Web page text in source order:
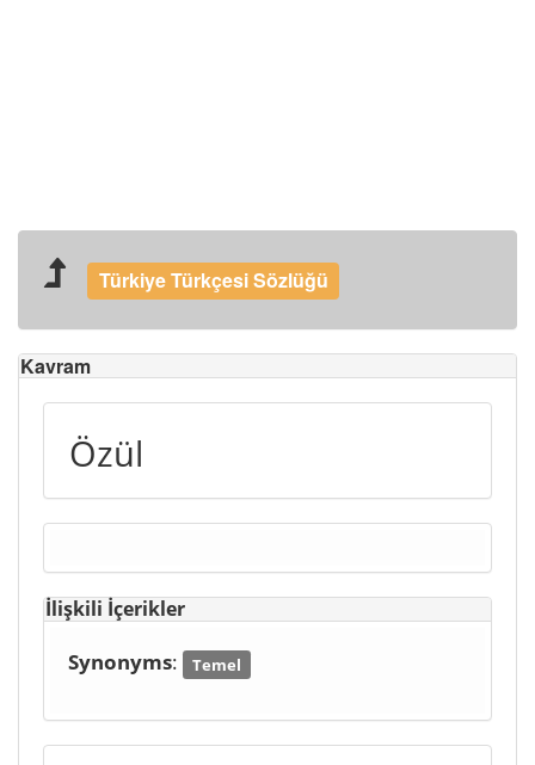
Türkiye Türkçesi Sözlüğü
Kavram
Özül
İlişkili İçerikler
Synonyms: Temel